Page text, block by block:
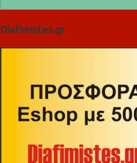
Diafimistes.gr